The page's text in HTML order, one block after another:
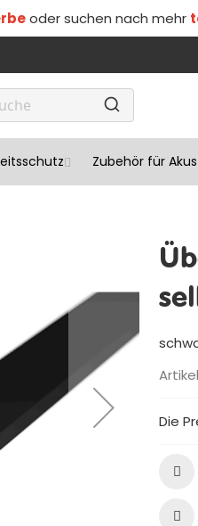
oder suchen nach mehr
Zubehör für
Die